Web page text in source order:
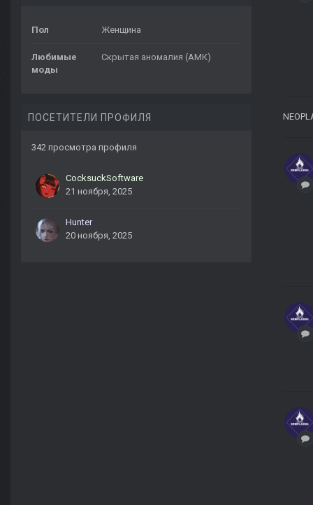
Пол Женщина
Любимые
моды
Скрытая аномалия (АМК)
ПОСЕТИТЕЛИ ПРОФИЛЯ
342 просмотра профиля
CocksuckSoftware
21 ноября, 2025
Hunter
20 ноября, 2025